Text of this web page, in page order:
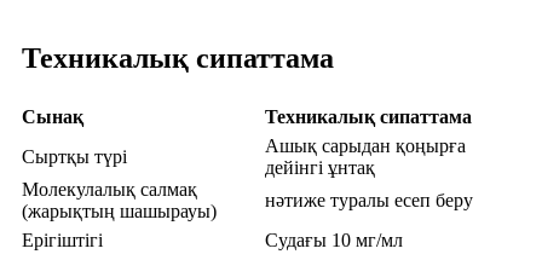
Техникалық сипаттама
Сынақ
Техникалық сипаттама
Сыртқы түрі
Ашық сарыдан қоңырға
дейінгі ұнтақ
Молекулалық салмақ
(жарықтың шашырауы)
нәтиже туралы есеп беру
Ерігіштігі
Судағы 10 мг/мл